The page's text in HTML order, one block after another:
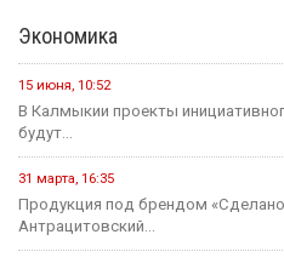
Экономика
15 июня, 10:52
В Калмыкии проекты
будут...
31 марта, 16:35
Продукция под брендом
Антрацитовский...